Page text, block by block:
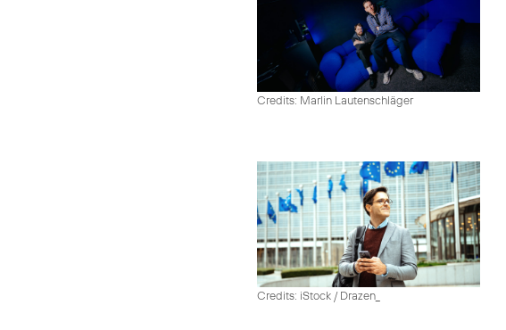
Credits: Marlin Lautenschläger
Credits: iStock / Drazen_